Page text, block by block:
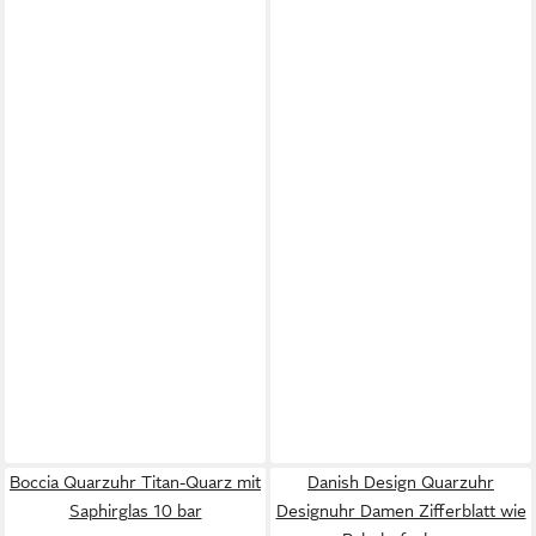
Boccia Quarzuhr Titan-Quarz mit
Saphirglas 10 bar
Danish Design Quarzuhr
Designuhr Damen Zifferblatt wie